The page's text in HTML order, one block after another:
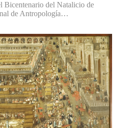
Bicentenario del Natalicio de
de Antropología…